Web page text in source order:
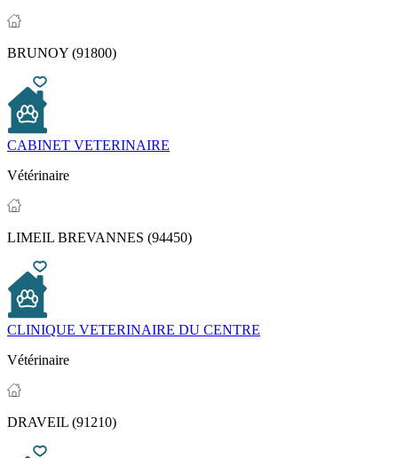
BRUNOY (91800)
CABINET VETERINAIRE
Vétérinaire
LIMEIL BREVANNES (94450)
CLINIQUE VETERINAIRE DU CENTRE
Vétérinaire
DRAVEIL (91210)